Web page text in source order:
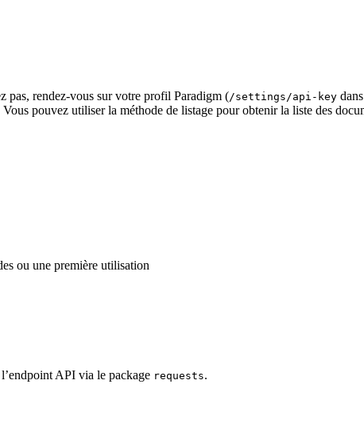
pas, rendez-vous sur votre profil Paradigm (/settings/api-key
Vous pouvez utiliser la méthode de listage pour obtenir la liste des
ou une première utilisation
API via le package requests.